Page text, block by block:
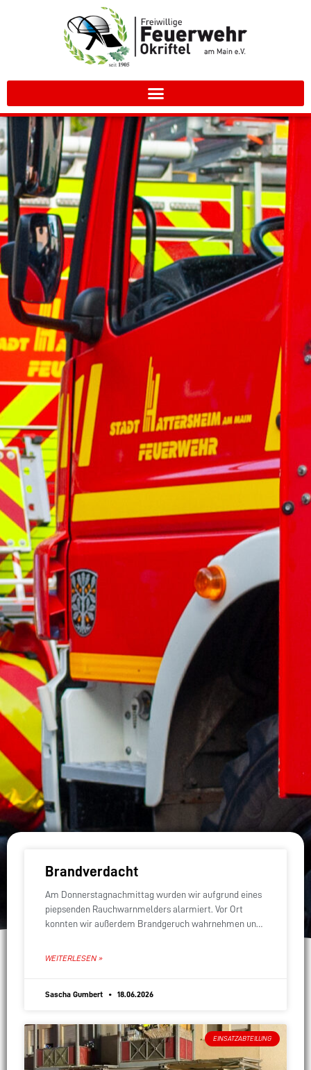
Brandverdacht
Am Donnerstagnachmittag wurden wir aufgrund eines
piepsenden Rauchwarnmelders alarmiert. Vor Ort
konnten wir außerdem Brandgeruch wahrnehmen und
WEITERLESEN »
Sascha Gumbert 18.06.2026
EINSATZABTEILUNG